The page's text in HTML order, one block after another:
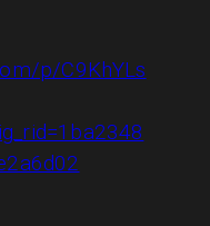
p/C9KhYLs